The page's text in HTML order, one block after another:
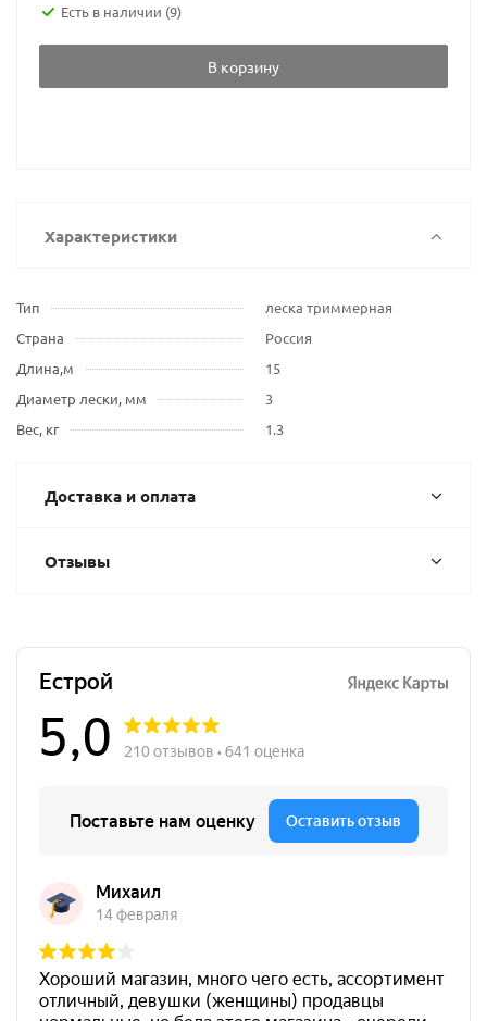
Есть в наличии (9)
В корзину
Характеристики
Тип
леска триммерная
Страна
Россия
Длина,м
15
Диаметр лески, мм
3
Вес, кг
1.3
Доставка и оплата
Отзывы